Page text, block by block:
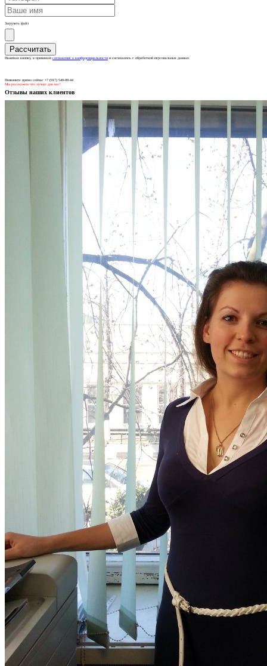
Загрузить файл
Нажимая кнопку, я принимаюсоглашение о конфиденциальности и соглашаюсь с обработкой персональных данных
Позвоните прямо сейчас +7 (917) 540-08-44
Мы расскажем что лучше для вас!
Отзывы наших клиентов